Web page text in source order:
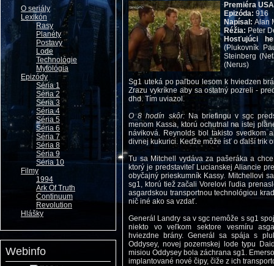
O seriály
Lexikón
Rasy
Planéty
Postavy
Lode
Technológie
Mytológia
Epizódy
Séria 1
Séria 2
Séria 3
Séria 4
Séria 5
Séria 6
Séria 7
Séria 8
Séria 9
Séria 10
Filmy
1994
Ark Of Truth
Continuum
Revolution
Hlášky
Webinfo
Premiéra
Epizóda: 916
Napísal: Alan
Réžia: Peter
Hosťujúci
(Plukovník
Steinberg
(Nerus)
Sg1 uteká po paľbou lesom k hviedzen
Zrazu vykríkne aby sa ostatný pozreli -
dhd. Tím uviazol.
O 8 hodín skôr: Na briefingu v sgc
menom Kassa, ktorú ochutnal na istej
náviková. Reynolds bol takisto svedkom
divnej kukurici. Keďže môže ísť o ďalší trik
Tu sa Mitchell vydáva za pašeráka a
ktorý je predstaviteľ Lucianskej Aliancie
obyčajný prieskumník Kassy. Mitchellovi
sg1, ktorú tiež začali Vorelovi ľudia
asgardskou transportnou technológiou
nič iné ako sa vzdať.
Generál Landry sa v sgc nemôže s sg1
niekto vo veľkom sektore vesmíru
hviezdne brány. Generál sa spája s
Oddysey, novej pozemskej lode typu
misiou Oddysey bola záchrana sg1.
implantované nové čipy, čiže z ich